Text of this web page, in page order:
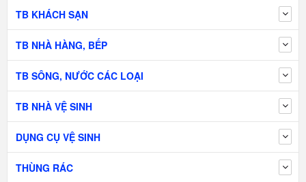
TB KHÁCH SẠN
TB NHÀ HÀNG, BẾP
TB SÔNG, NƯỚC CÁC LOẠI
TB NHÀ VỆ SINH
DỤNG CỤ VỆ SINH
THÙNG RÁC